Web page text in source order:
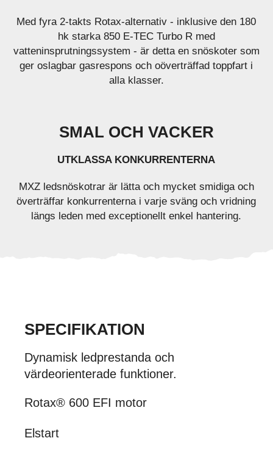
Med fyra 2-takts Rotax-alternativ - inklusive den 180
hk starka 850 E-TEC Turbo R med
vatteninsprutningssystem - är detta en snöskoter som
ger oslagbar gasrespons och oöverträffad toppfart i
alla klasser.
SMAL OCH VACKER
UTKLASSA KONKURRENTERNA
MXZ ledsnöskotrar är lätta och mycket smidiga och
överträffar konkurrenterna i varje sväng och vridning
längs leden med exceptionellt enkel hantering.
SPECIFIKATION
Dynamisk ledprestanda och
värdeorienterade funktioner.
Rotax® 600 EFI motor
Elstart